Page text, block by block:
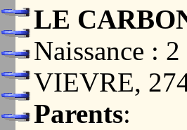
LE
Naissance :
VIEVRE,
Parents: